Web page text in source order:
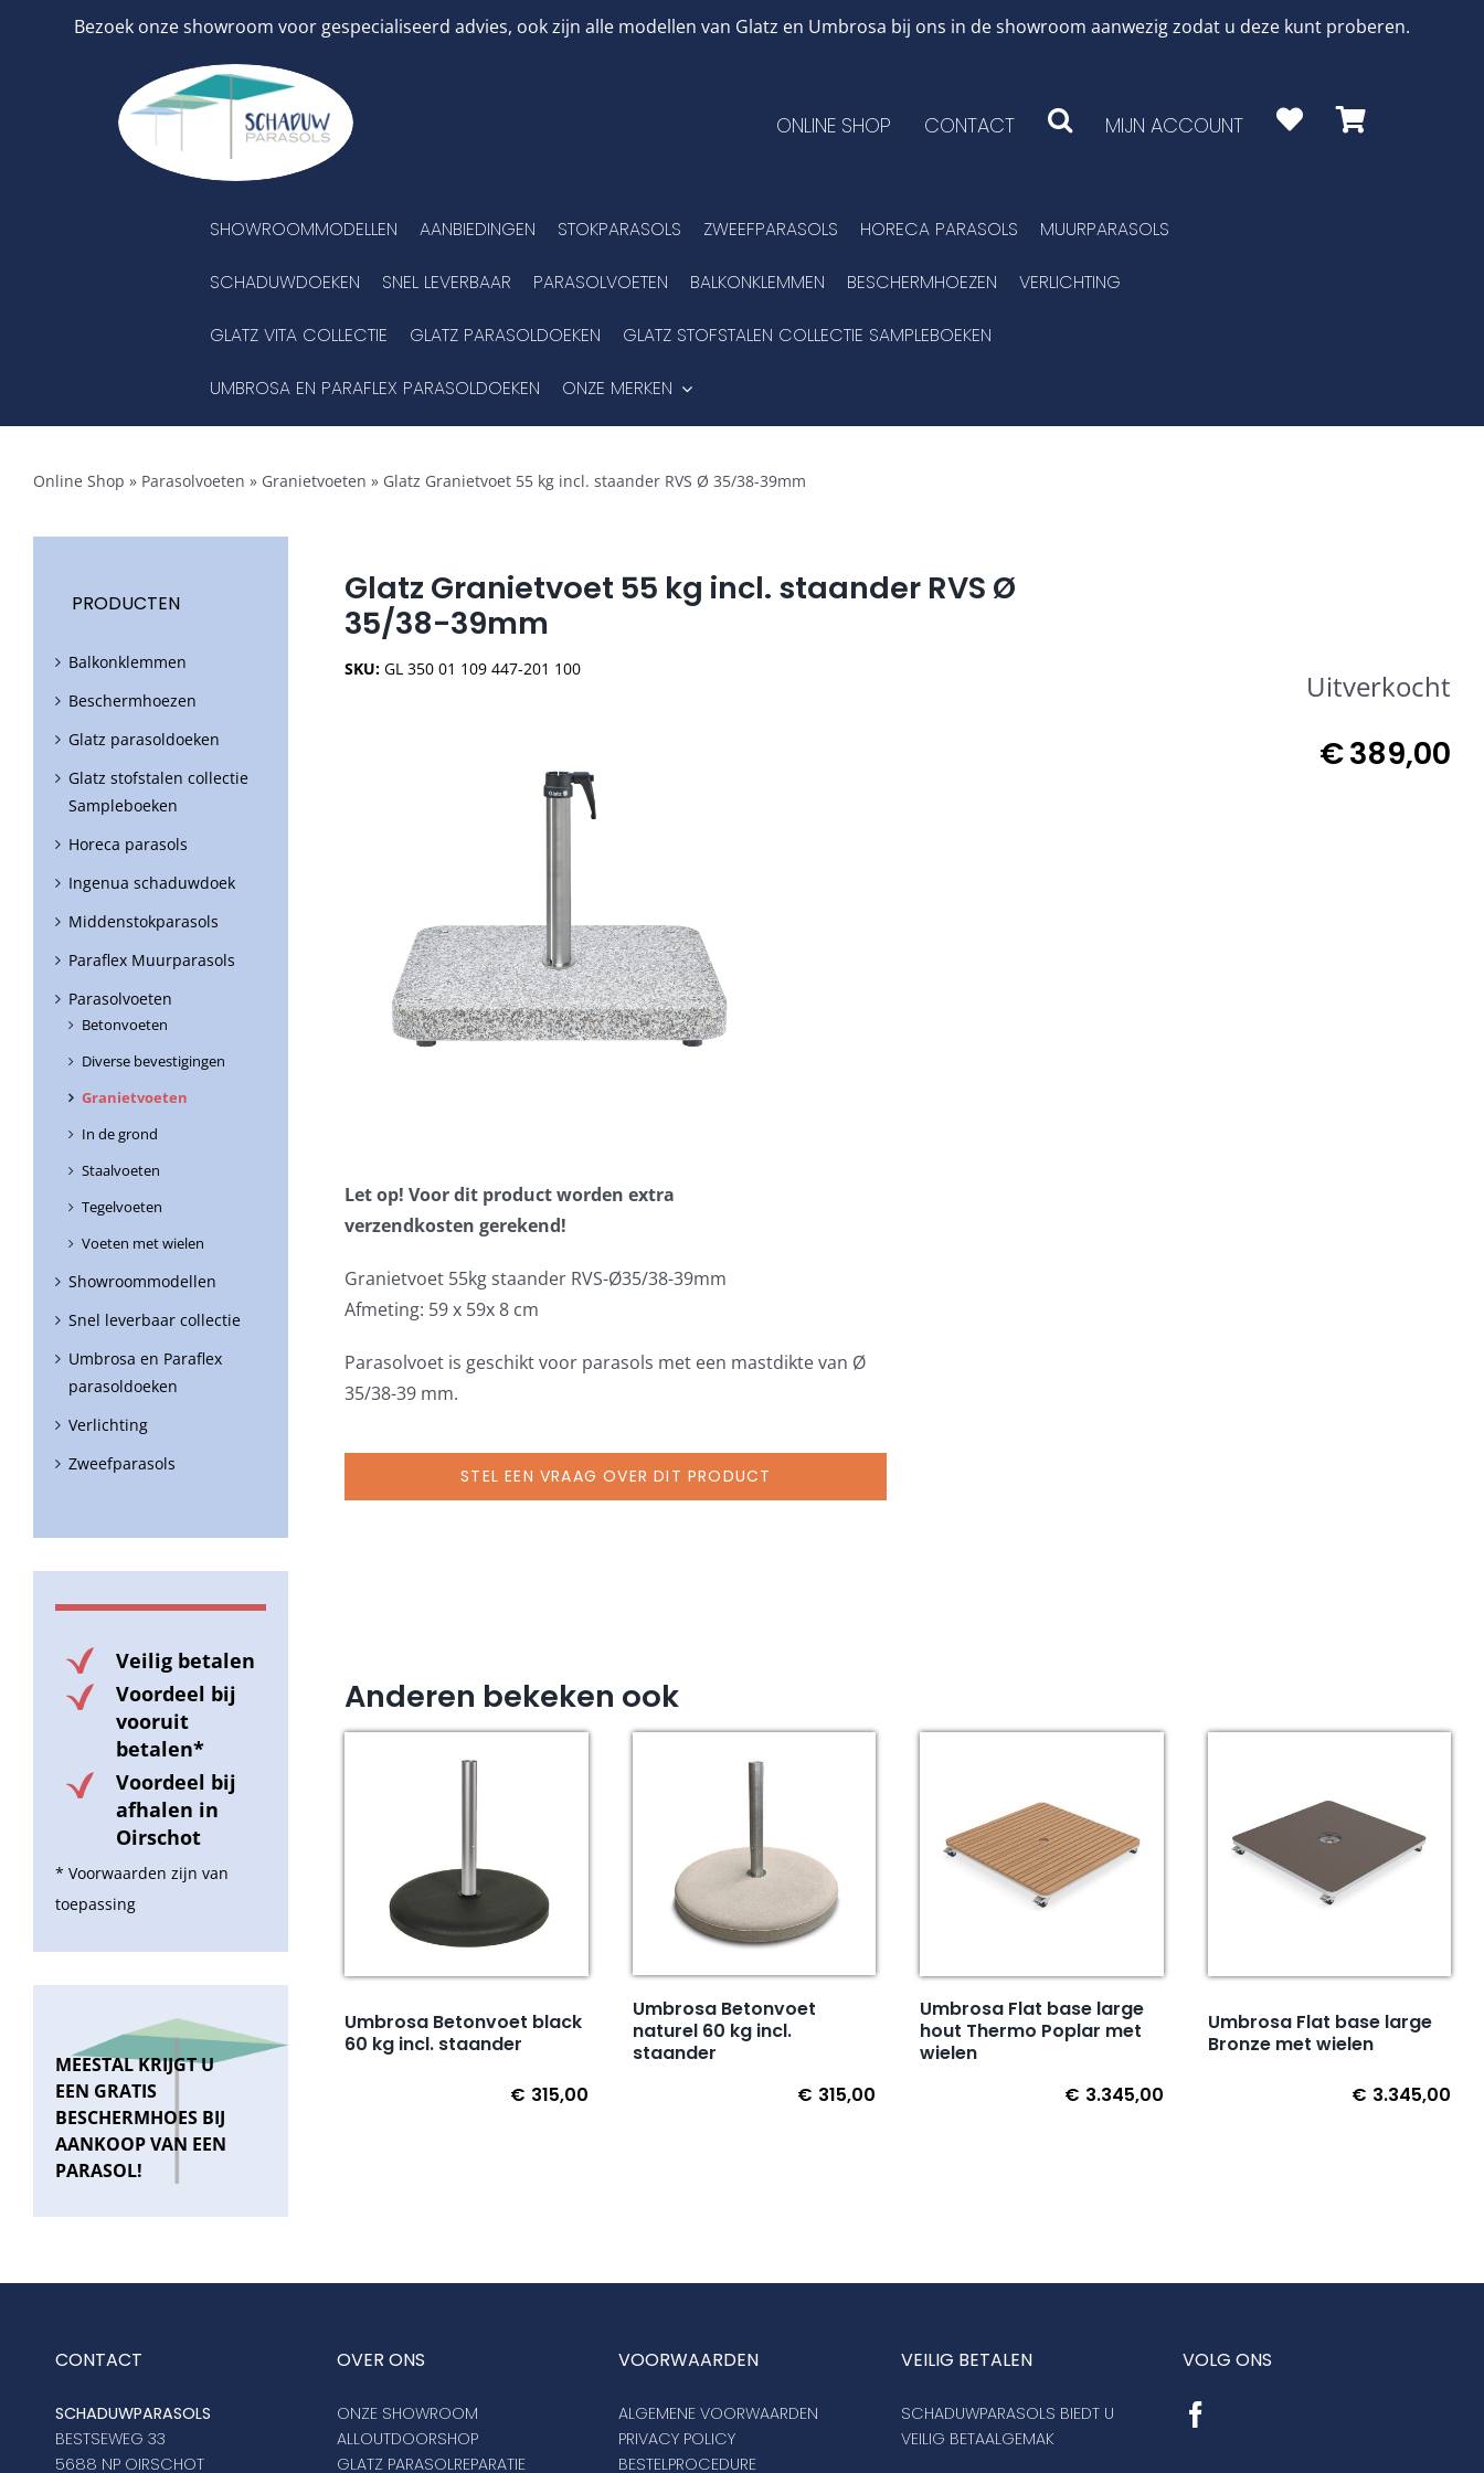
Bezoek onze showroom voor gespecialiseerd advies, ook zijn alle modellen van Glatz en Umbrosa bij ons in de showroom aanwezig zodat u deze kunt proberen.
ONLINE SHOP CONTACT MIJN ACCOUNT
SHOWROOMMODELLEN AANBIEDINGEN STOKPARASOLS ZWEEFPARASOLS HORECA PARASOLS MUURPARASOLS
SCHADUWDOEKEN SNEL LEVERBAAR PARASOLVOETEN BALKONKLEMMEN BESCHERMHOEZEN VERLICHTING
GLATZ VITA COLLECTIE GLATZ PARASOLDOEKEN GLATZ STOFSTALEN COLLECTIE SAMPLEBOEKEN
UMBROSA EN PARAFLEX PARASOLDOEKEN ONZE MERKEN
Online Shop » Parasolvoeten » Granietvoeten » Glatz Granietvoet 55 kg incl. staander RVS Ø 35/38-39mm
Glatz Granietvoet 55 kg incl. staander RVS Ø
35/38-39mm
SKU:GL 350 01 109 447-201 100
Let op! Voor dit product worden extra
verzendkosten gerekend!
Uitverkocht
€389,00
Granietvoet 55kg staander RVS-Ø35/38-39mm
Afmeting: 59 x 59x 8 cm
Parasolvoet is geschikt voor parasols met een mastdikte van Ø
35/38-39 mm.
STEL EEN VRAAG OVER DIT PRODUCT
Anderen bekeken ook
Umbrosa Betonvoet black
60 kg incl. staander
€ 315,00
Umbrosa Betonvoet
naturel 60 kg incl.
staander
€ 315,00
Umbrosa Flat base large
hout Thermo Poplar met
wielen
€ 3.345,00
Umbrosa Flat base large
Bronze met wielen
€ 3.345,00
PRODUCTEN
Balkonklemmen
Beschermhoezen
Glatz parasoldoeken
Glatz stofstalen collectie
Sampleboeken
Horeca parasols
Ingenua schaduwdoek
Middenstokparasols
Paraflex Muurparasols
Parasolvoeten
Betonvoeten
Diverse bevestigingen
Granietvoeten
In de grond
Staalvoeten
Tegelvoeten
Voeten met wielen
Showroommodellen
Snel leverbaar collectie
Umbrosa en Paraflex
parasoldoeken
Verlichting
Zweefparasols
Veilig betalen
Voordeel bij
vooruit
betalen*
Voordeel bij
afhalen in
Oirschot
* Voorwaarden zijn van
toepassing
MEESTAL KRIJGT U
EEN GRATIS
BESCHERMHOES BIJ
AANKOOP VAN EEN
PARASOL!
CONTACT
SCHADUWPARASOLS
BESTSEWEG 33
5688 NP OIRSCHOT
OVER ONS
ONZE SHOWROOM
ALLOUTDOORSHOP
GLATZ PARASOLREPARATIE
VOORWAARDEN
ALGEMENE VOORWAARDEN
PRIVACY POLICY
BESTELPROCEDURE
VEILIG BETALEN
SCHADUWPARASOLS BIEDT U
VEILIG BETAALGEMAK
VOLG ONS